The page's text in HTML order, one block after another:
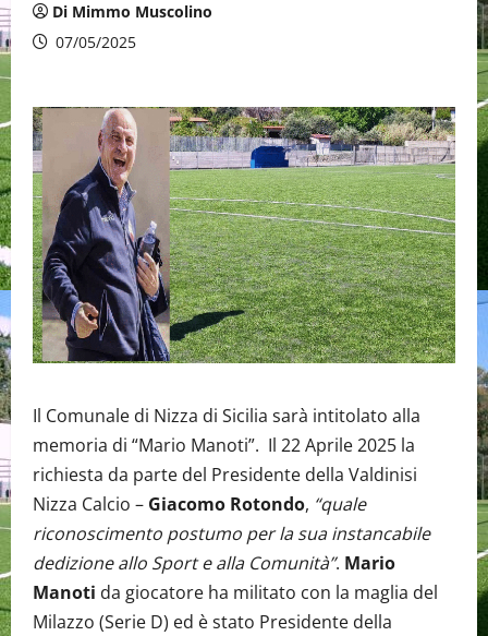
Di Mimmo Muscolino
07/05/2025
Il Comunale di Nizza di Sicilia sarà intitolato alla
memoria di “Mario Manoti”. Il 22 Aprile 2025 la
richiesta da parte del Presidente della Valdinisi
Nizza Calcio – Giacomo Rotondo, “quale
riconoscimento postumo per la sua instancabile
dedizione allo Sport e alla Comunità”. Mario
Manoti da giocatore ha militato con la maglia del
Milazzo (Serie D) ed è stato Presidente della